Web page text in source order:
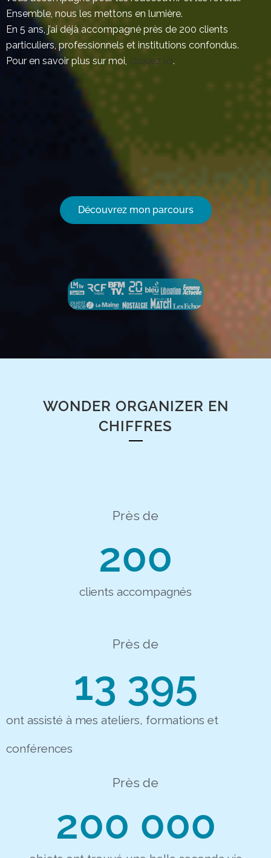
Ensemble, nous les mettons en lumière.
En 5 ans, j’ai déjà accompagné près de 200 clients
particuliers, professionnels et institutions confondus.
Pour en savoir plus sur moi, cliquez ici.
Découvrez mon parcours
WONDER ORGANIZER EN
CHIFFRES
Près de
clients accompagnés
200
Près de
ont assisté à mes ateliers, formations et
conférences
13 395
Près de
200 000